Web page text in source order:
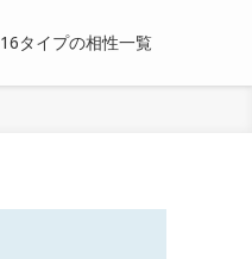
16タイプの相性一覧